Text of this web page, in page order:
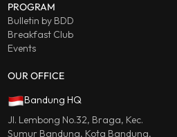
PROGRAM
Bulletin by BDD
Breakfast Club
Events
OUR OFFICE
Bandung HQ
Jl. Lembong No.32, Braga, Kec.
Sumur Bandung, Kota Bandung,